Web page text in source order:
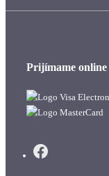
Prijímame